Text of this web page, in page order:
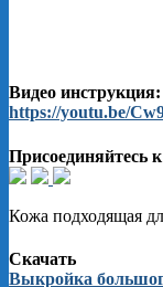
Видео инструкция:
https://youtu.be/
Присоединяйтесь
Кожа подходящая
Скачать
Выкройка